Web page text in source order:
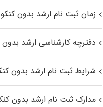
زمان ثبت نام ارشد بدون
دفترچه کارشناسی ارشد بدون
شرایط ثبت نام ارشد بدون
مدارک ثبت نام ارشد بدون